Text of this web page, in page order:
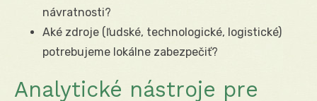
návratnosti?
Aké zdroje (ľudské, technologické, logistické)
potrebujeme lokálne zabezpečiť?
Analytické nástroje pre